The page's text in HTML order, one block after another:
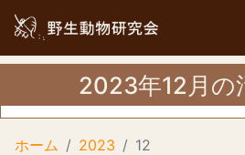
2023年12月の
ホーム 2023
12